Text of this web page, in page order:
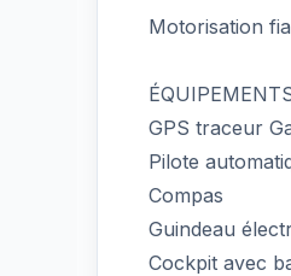
Motorisation
GPS traceur
Pilote
Compas
Guindeau
Cockpit avec